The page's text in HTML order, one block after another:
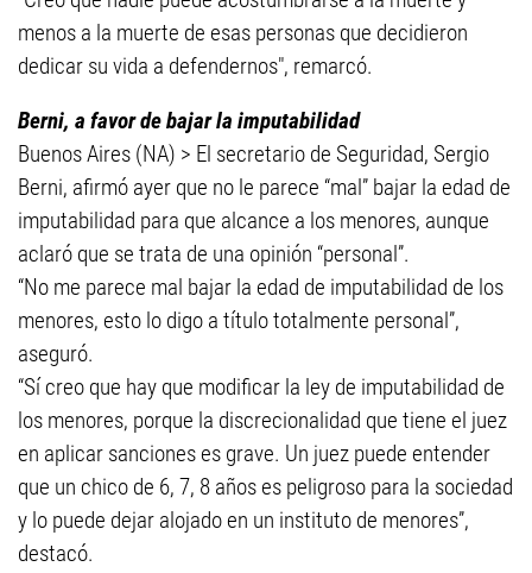
menos a la muerte de esas personas que decidieron
dedicar su vida a defendernos", remarcó.
Berni, a favor de bajar la imputabilidad
Buenos Aires (NA) > El secretario de Seguridad, Sergio
Berni, afirmó ayer que no le parece “mal” bajar la edad de
imputabilidad para que alcance a los menores, aunque
aclaró que se trata de una opinión “personal”.
“No me parece mal bajar la edad de imputabilidad de los
menores, esto lo digo a título totalmente personal”,
aseguró.
“Sí creo que hay que modificar la ley de imputabilidad de
los menores, porque la discrecionalidad que tiene el juez
en aplicar sanciones es grave. Un juez puede entender
que un chico de 6, 7, 8 años es peligroso para la sociedad
y lo puede dejar alojado en un instituto de menores”,
destacó.